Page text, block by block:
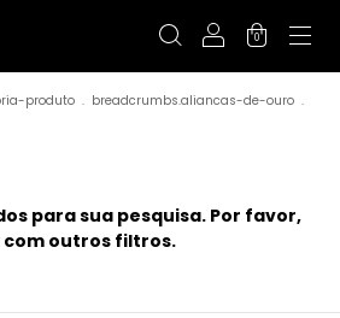
0
produto . breadcrumbs.aliancas-de-ouro .
para sua pesquisa. Por favor,
outros filtros.